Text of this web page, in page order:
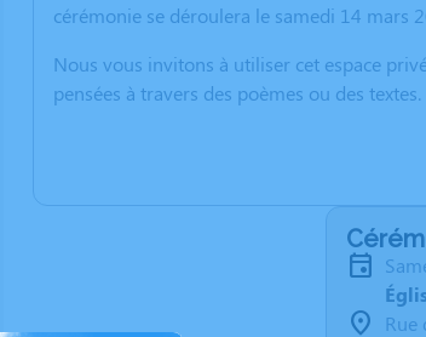
cérémonie se déroulera le samedi 14 mars
Nous vous invitons à utiliser cet espace
pensées à travers des poèmes ou des
Rue